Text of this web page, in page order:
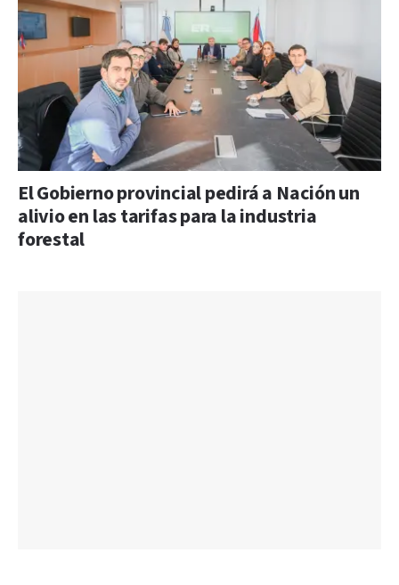
El Gobierno provincial pedirá a Nación un
alivio en las tarifas para la industria
forestal